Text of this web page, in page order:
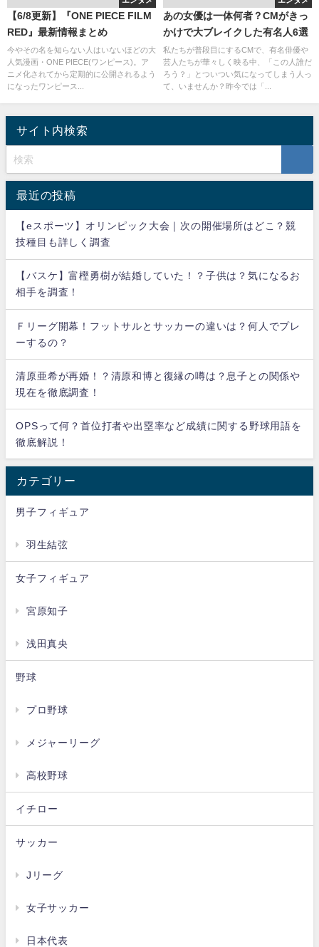
【6/8更新】『ONE PIECE FILM
RED』最新情報まとめ
今やその名を知らない人はいないほどの大
人気漫画・ONE PIECE(ワンピース)。ア
ニメ化されてから定期的に公開されるよう
になったワンピース...
あの女優は一体何者？CMがきっ
かけで大ブレイクした有名人6選
私たちが普段目にするCMで、有名俳優や
芸人たちが華々しく映る中、「この人誰だ
ろう？」とついつい気になってしまう人っ
て、いませんか？昨今では「...
サイト内検索
最近の投稿
【eスポーツ】オリンピック大会｜次の開催場所はどこ？競
技種目も詳しく調査
【バスケ】富樫勇樹が結婚していた！？子供は？気になるお
相手を調査！
Ｆリーグ開幕！フットサルとサッカーの違いは？何人でプレ
ーするの？
清原亜希が再婚！？清原和博と復縁の噂は？息子との関係や
現在を徹底調査！
OPSって何？首位打者や出塁率など成績に関する野球用語を
徹底解説！
カテゴリー
男子フィギュア
羽生結弦
女子フィギュア
宮原知子
浅田真央
野球
プロ野球
メジャーリーグ
高校野球
イチロー
サッカー
Jリーグ
女子サッカー
日本代表